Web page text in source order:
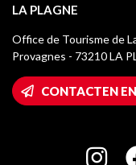
Verblijfstaks
Mediatheek
La Plagne logo's
Wifi toegang
Huis van de eigenaar
Charter van toegewijde
Montchavin - Les Coches
Champagny-en-Vanoise
Plagne 1800
LA PLAGNE
Office de Tourisme de
Provagnes - 73210 LA
CONTACTEN